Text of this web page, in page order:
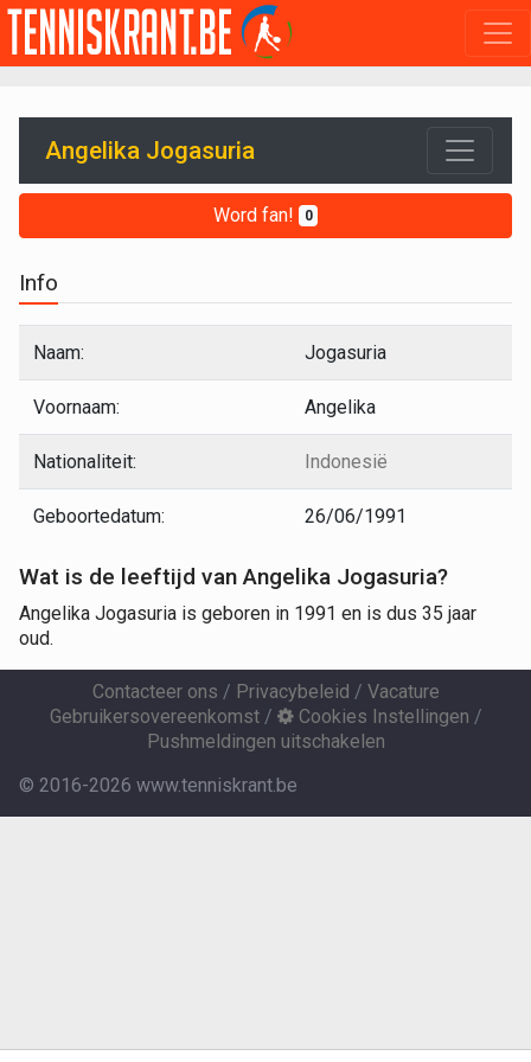
Angelika Jogasuria
Word fan! 0
Info
Naam: Jogasuria
Voornaam: Angelika
Nationaliteit: Indonesië
Geboortedatum: 26/06/1991
Wat is de leeftijd van Angelika Jogasuria?
Angelika Jogasuria is geboren in 1991 en is dus 35 jaar
oud.
Contacteer ons / Privacybeleid / Vacature
Gebruikersovereenkomst/ Cookies Instellingen /
Pushmeldingen uitschakelen
© 2016-2026 www.tenniskrant.be